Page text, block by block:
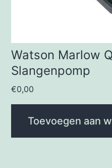
Watson Marlow
Slangenpomp
€0,00
Toevoegen aan